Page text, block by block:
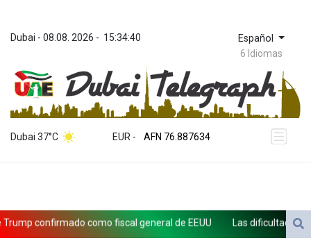
Dubai - 08.08. 2026 - 15:34:43 Español
6 Idiomas
Dubai 37°C EUR -
ZWL 372.275202
AED 4.245913
AED 4.245913
AFN 76.887634
ALL 93.218842
AMD 422.094755
AWG 2.082489
AZN 1.97002
Las dificultades en Cisjordania impulsan el éxodo de los cristianos